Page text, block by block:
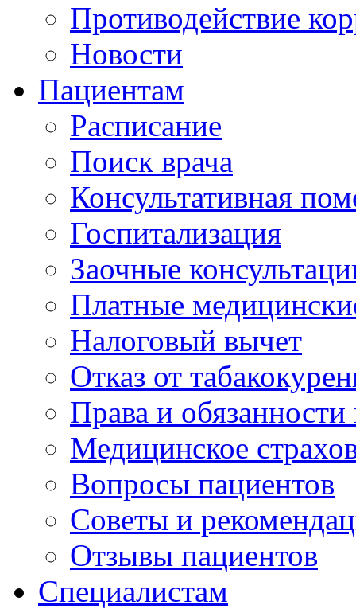
Противодействие
Новости
Пациентам
Расписание
Поиск врача
Консультативная
Госпитализация
Заочные
Платные
Налоговый вычет
Отказ от
Права и
Медицинское
Вопросы пациентов
Советы и
Отзывы пациентов
Специалистам